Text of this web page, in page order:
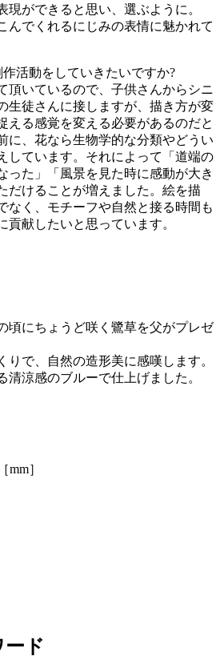
現ができると思い、選ぶように。
んでくれるにじみの表情に魅かれて
活動をしていきたいですか?
頂いているので、子供さんからシニ
生徒さんに接しますが、描き方が変
える感覚を変える必要があるのだと
に、花なら生物学的な分類やどうい
しています。それによって「道端の
った」「風景を見た時に感動が大き
だけることが増えました。絵を描
なく、モチーフや自然と接る時間も
貢献したいと思っています。
頃にちょうど咲く鷺草を父がプレゼ
りで、自然の造形美に感嘆します。
清涼感のブルーで仕上げました。
mm］
ド